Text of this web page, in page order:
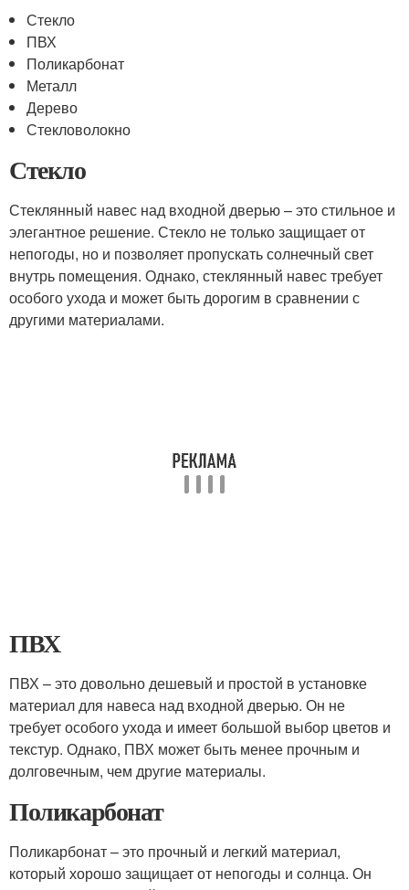
Стекло
ПВХ
Поликарбонат
Металл
Дерево
Стекловолокно
Стекло
Стеклянный навес над входной дверью – это стильное и
элегантное решение. Стекло не только защищает от
непогоды, но и позволяет пропускать солнечный свет
внутрь помещения. Однако, стеклянный навес требует
особого ухода и может быть дорогим в сравнении с
другими материалами.
ПВХ
ПВХ – это довольно дешевый и простой в установке
материал для навеса над входной дверью. Он не
требует особого ухода и имеет большой выбор цветов и
текстур. Однако, ПВХ может быть менее прочным и
долговечным, чем другие материалы.
Поликарбонат
Поликарбонат – это прочный и легкий материал,
который хорошо защищает от непогоды и солнца. Он